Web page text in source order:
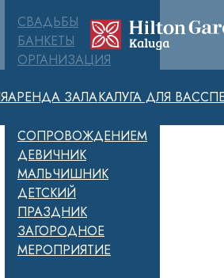
АРЕНДА ЗАЛАКАЛУГА ДЛЯ ВАС
СВАДЬБЫ
БАНКЕТЫ
ОРГАНИЗАЦИЯ
«ПОД КЛЮЧ» С
СОПРОВОЖДЕНИЕМ
ДЕВИЧНИК
МАЛЬЧИШНИК
ДЕТСКИЙ
ПРАЗДНИК
ЗАГОРОДНОЕ
МЕРОПРИЯТИЕ